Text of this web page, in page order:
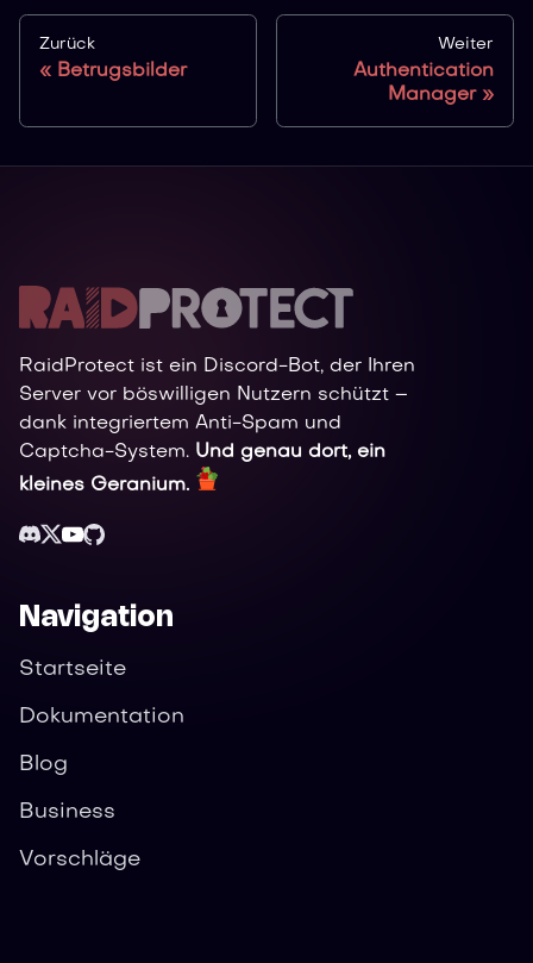
Zurück
Betrugsbilder
Weiter
Authentication
Manager
RaidProtect ist ein Discord-Bot, der Ihren
Server vor böswilligen Nutzern schützt –
dank integriertem Anti-Spam und
Captcha-System. Und genau dort, ein
kleines Geranium.
Navigation
Startseite
Dokumentation
Blog
Business
Vorschläge